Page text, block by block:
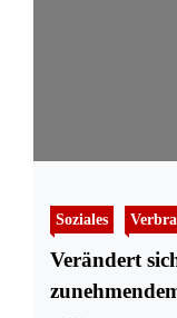
Soziales
Verändert